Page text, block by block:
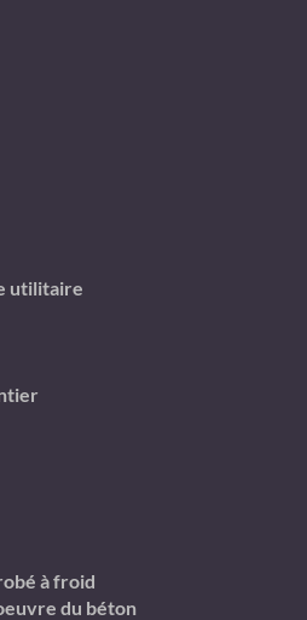
utilitaire
à froid
du béton